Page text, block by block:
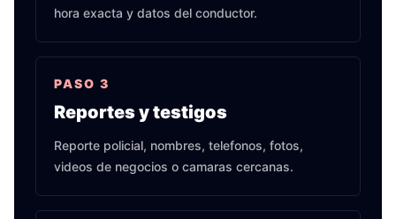
hora exacta y datos del conductor.
PASO 3
Reportes y testigos
Reporte policial, nombres, telefonos, fotos,
videos de negocios o camaras cercanas.